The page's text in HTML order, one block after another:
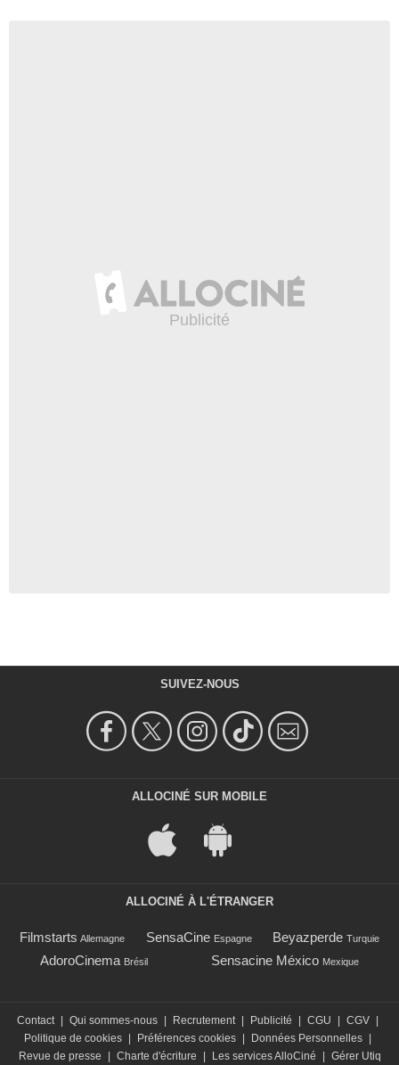
SUIVEZ-NOUS
ALLOCINÉ SUR MOBILE
ALLOCINÉ À L'ÉTRANGER
Filmstarts Allemagne SensaCine Espagne Beyazperde Turquie
AdoroCinema Brésil Sensacine México Mexique
Contact Qui sommes-nous Recrutement Publicité CGU CGV
Politique de cookies
Préférences cookies Données Personnelles
Revue de presse
Charte d'écriture Les services AlloCiné Gérer Utiq